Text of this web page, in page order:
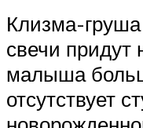
Клизма-
свечи
малыша
отсутствует